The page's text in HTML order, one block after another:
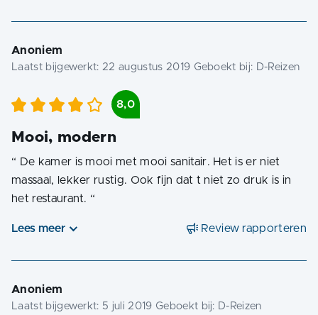
Anoniem
Laatst bijgewerkt:22 augustus 2019 Geboekt bij: D-Reizen
8,0
Mooi, modern
“ De kamer is mooi met mooi sanitair. Het is er niet
massaal, lekker rustig. Ook fijn dat t niet zo druk is in
het restaurant. “
Lees meer Review rapporteren
Anoniem
Laatst bijgewerkt: 5 juli 2019 Geboekt bij: D-Reizen